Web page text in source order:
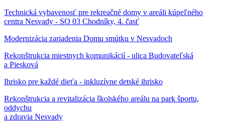
Technická vybavenosť pre rekreačné domy v areáli kúpeľného
centra Nesvady - SO 03 Chodníky, 4. časť
Modernizácia zariadenia Domu smútku v Nesvadoch
Rekonštrukcia miestnych komunikácií - ulica Budovateľská
a Piesková
Ihrisko pre každé dieťa - inkluzívne detské ihrisko
Rekonštrukcia a revitalizácia školského areálu na park športu,
oddychu
a zdravia Nesvady